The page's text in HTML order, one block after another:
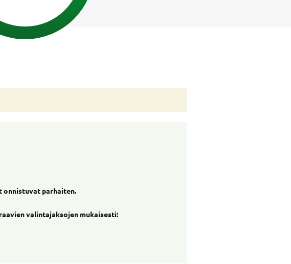
onnistuvat parhaiten.
valintajaksojen mukaisesti: